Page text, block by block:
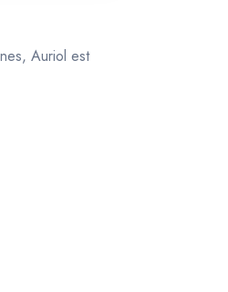
Auriol est